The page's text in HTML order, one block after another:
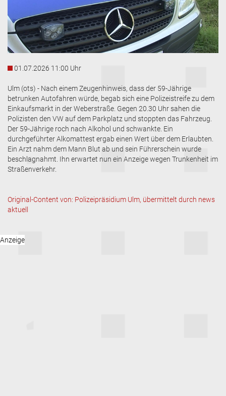
01.07.2026 11:00 Uhr
Ulm (ots) - Nach einem Zeugenhinweis, dass der 59-Jährige
betrunken Autofahren würde, begab sich eine Polizeistreife zu dem
Einkaufsmarkt in der Weberstraße. Gegen 20.30 Uhr sahen die
Polizisten den VW auf dem Parkplatz und stoppten das Fahrzeug.
Der 59-Jährige roch nach Alkohol und schwankte. Ein
durchgeführter Alkomattest ergab einen Wert über dem Erlaubten.
Ein Arzt nahm dem Mann Blut ab und sein Führerschein wurde
beschlagnahmt. Ihn erwartet nun ein Anzeige wegen Trunkenheit im
Straßenverkehr.
Original-Content von: Polizeipräsidium Ulm, übermittelt durch news
aktuell